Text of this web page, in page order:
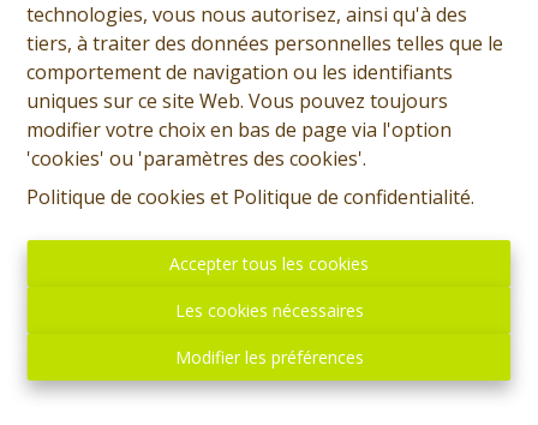
technologies, vous nous autorisez, ainsi qu'à des
tiers, à traiter des données personnelles telles que le
comportement de navigation ou les identifiants
uniques sur ce site Web. Vous pouvez toujours
modifier votre choix en bas de page via l'option
'cookies' ou 'paramètres des cookies'.
Politique de cookies et Politique de confidentialité.
Accepter tous les cookies
Les cookies nécessaires
Modifier les préférences
3 1 163 m² 1
Prix: 1.350 euros/ mois, deux mois de caution. Villa 4
façades avec 3 chambres comprenant : Rez: Hall
d'entrée, salon, salle à manger, cuisine équipée,
véranda, garage. Etage 1: Hall de nuit menant 3
avec production d'eau chaud, pompe a chaleur air air,
chassis double vitrage PEB: D - 279 kWh/m².an.
Disponibilité: immédiatement Prix : 1.350 €/mois. Deux
mois de caution. Le prix ne comprend pas les charges
privatives telles que l'eau, le chauffage et l'électricité.
Publicité à caractère non contractuel, ne constituant